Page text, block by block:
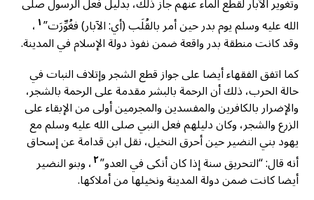
الله عليه وسلم يوم بدر حين أمر بالقُلَب (أي: الآبار) فغُوِّرَت”١ ،
وقد كانت منطقة بدر واقعة ضمن نفوذ دولة الإسلام في المدينة.
كما اتفق الفقهاء أيضا على جواز قطع الشجر وإتلاف النبات في
حالة الحرب، ذلك أن الرحمة بالبشر مقدمة على الرحمة بالشجر،
والإضرار بالكافرين والمفسدين والمجرمين أولى من الإبقاء على
الزرع والشجر، وكان دليلهم فعل النبي صلى الله عليه وسلم مع
يهود بني النضير حين أحرق النخيل، نقل ابن قدامة عن إسحاق
أنه قال: “التحريق سنة إذا كان أنكى في العدو”٢، وبنو النضير
أيضا كانت ضمن دولة المدينة ونخيلها من أملاكها.